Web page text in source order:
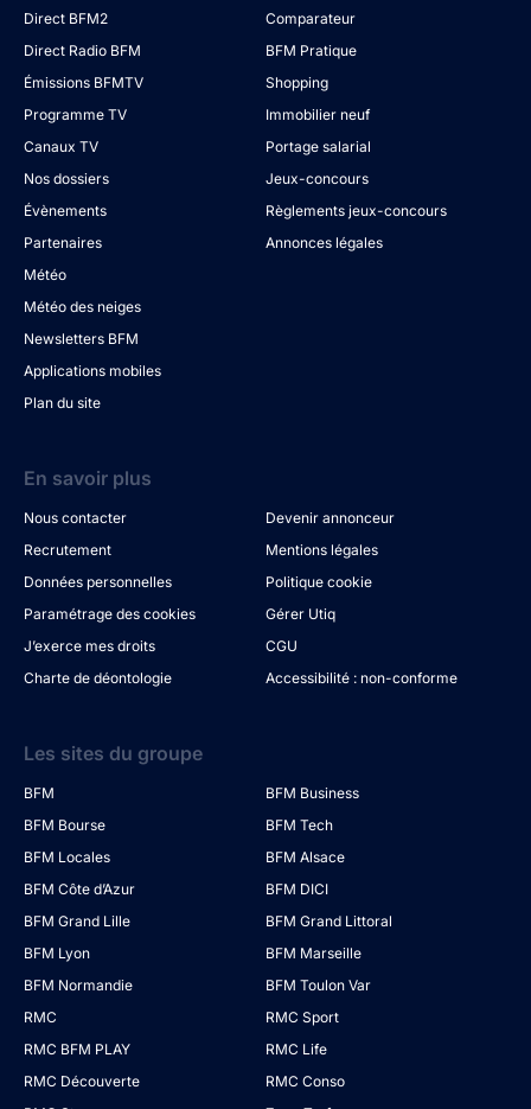
Direct BFM2
Direct Radio BFM
Émissions BFMTV
Programme TV
Canaux TV
Nos dossiers
Évènements
Partenaires
Météo
Météo des neiges
Newsletters BFM
Applications mobiles
Plan du site
Comparateur
BFM Pratique
Shopping
Immobilier neuf
Portage salarial
Jeux-concours
Règlements jeux-concours
Annonces légales
En savoir plus
Nous contacter
Devenir annonceur
Recrutement
Mentions légales
Données personnelles
Politique cookie
Paramétrage des cookies
Gérer Utiq
J’exerce mes droits
CGU
Charte de déontologie
Accessibilité : non-conforme
Les sites du groupe
BFM
BFM Business
BFM Bourse
BFM Tech
BFM Locales
BFM Alsace
BFM Côte d’Azur
BFM DICI
BFM Grand Lille
BFM Grand Littoral
BFM Lyon
BFM Marseille
BFM Normandie
BFM Toulon Var
RMC
RMC Sport
RMC BFM PLAY
RMC Life
RMC Découverte
RMC Conso